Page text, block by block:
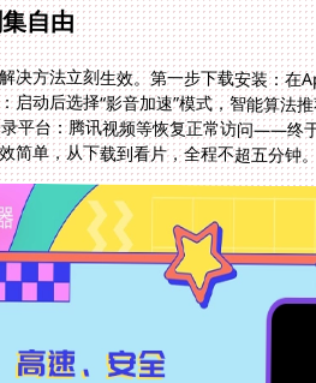
自由
决方法立刻生效。第一步下载安装：在
简单，从下载到看片，全程不超五分钟